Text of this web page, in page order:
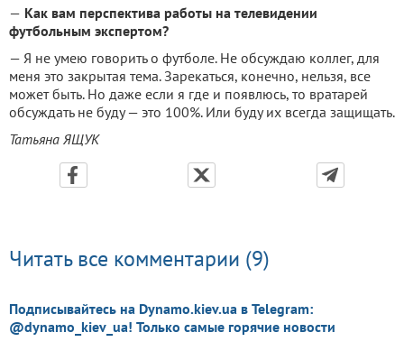
— Как вам перспектива работы на телевидении
футбольным экспертом?
— Я не умею говорить о футболе. Не обсуждаю коллег, для
меня это закрытая тема. Зарекаться, конечно, нельзя, все
может быть. Но даже если я где и появлюсь, то вратарей
обсуждать не буду — это 100%. Или буду их всегда защищать.
Татьяна ЯЩУК
Читать все комментарии (9)
Подписывайтесь на Dynamo.kiev.ua в Telegram:
@dynamo_kiev_ua! Только самые горячие новости